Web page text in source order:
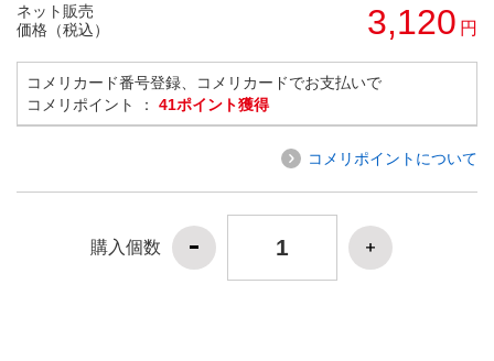
ネット販売
価格（税込）
3,120 円
コメリカード番号登録、コメリカードでお支払いで
コメリポイント ： 41ポイント獲得
コメリポイントについて
購入個数